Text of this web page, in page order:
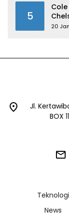
5
20
Jl.
BOX
Teknologi
News